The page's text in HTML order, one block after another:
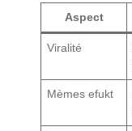
Aspect
Viralité
Mèmes efukt